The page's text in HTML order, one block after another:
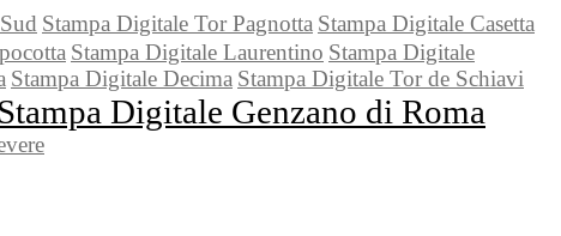
Stampa Digitale Tor Pagnotta Stampa Digitale Casetta
Stampa Digitale Laurentino Stampa Digitale
Stampa Digitale Decima Stampa Digitale Tor de Schiavi
Stampa Digitale Genzano di Roma